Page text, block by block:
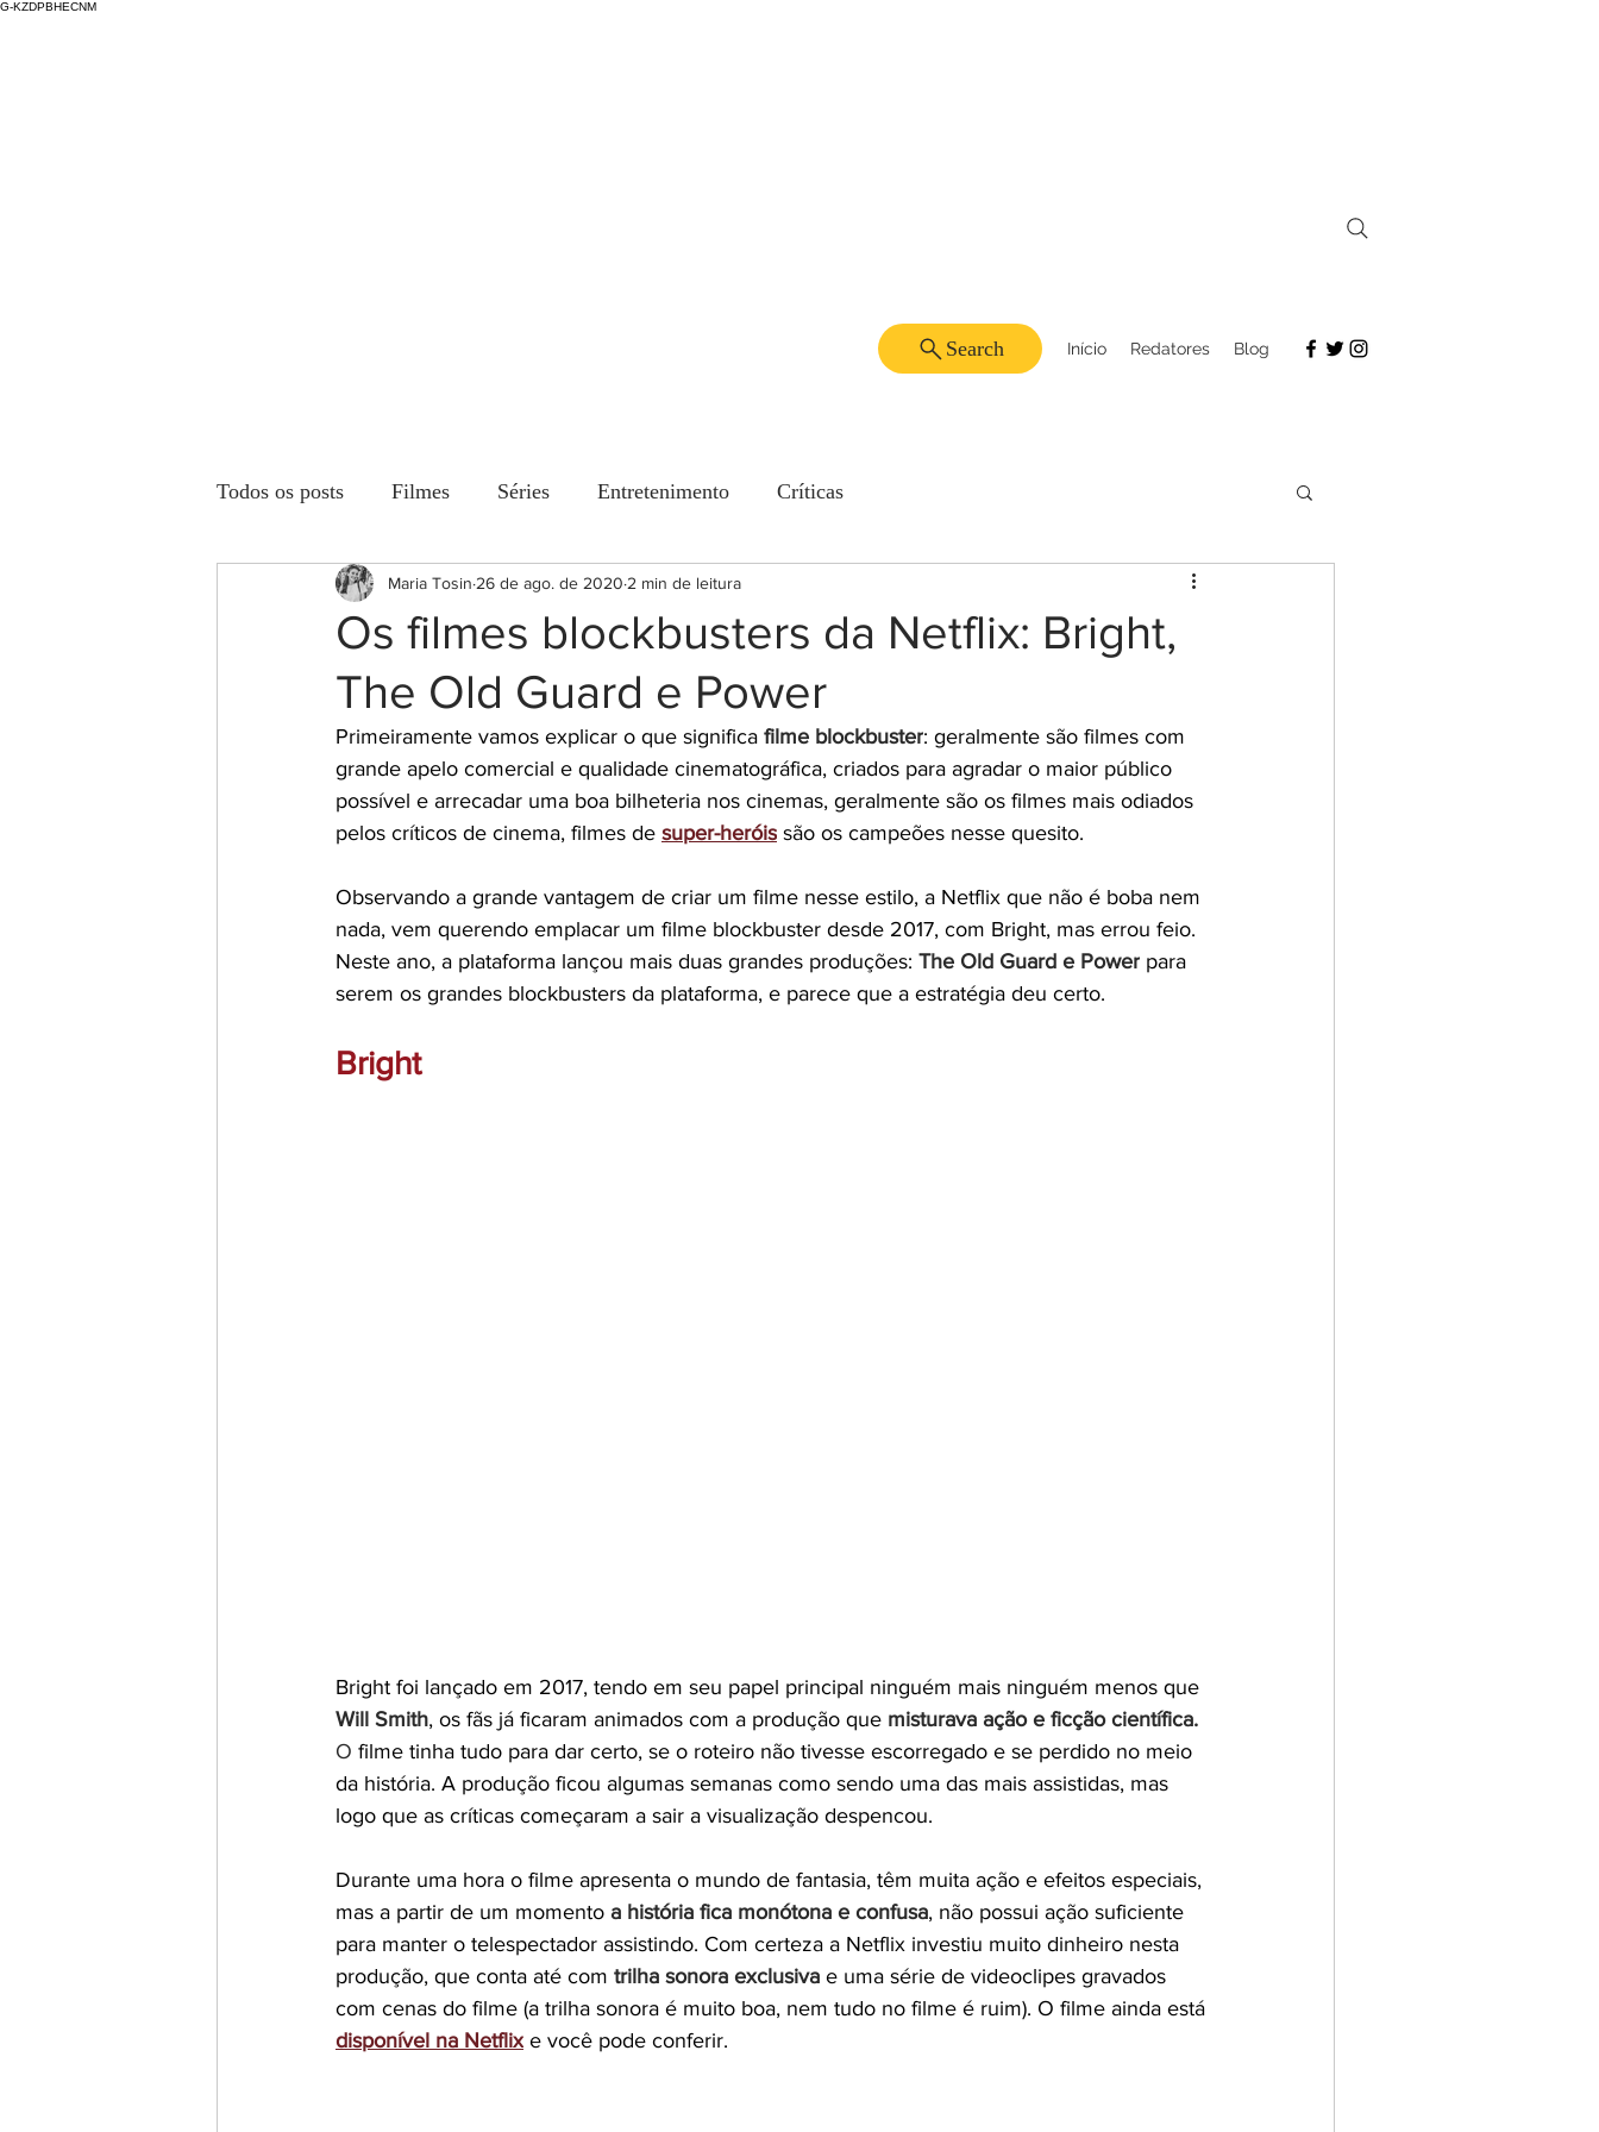
G-KZDPBHECNM
Início Redatores Blog
Search
Todos os posts Filmes Séries Entretenimento Críticas
Os filmes blockbusters da Netflix: Bright,
The Old Guard e Power
Maria Tosin 26 de ago. de 2020 2 min de leitura
Primeiramente vamos explicar o que significa filme blockbuster: geralmente são filmes com
grande apelo comercial e qualidade cinematográfica, criados para agradar o maior público
possível e arrecadar uma boa bilheteria nos cinemas, geralmente são os filmes mais odiados
pelos críticos de cinema, filmes de super-heróis são os campeões nesse quesito.
Observando a grande vantagem de criar um filme nesse estilo, a Netflix que não é boba nem
nada, vem querendo emplacar um filme blockbuster desde 2017, com Bright, mas errou feio.
Neste ano, a plataforma lançou mais duas grandes produções: The Old Guard e Power para
serem os grandes blockbusters da plataforma, e parece que a estratégia deu certo.
Bright
Bright foi lançado em 2017, tendo em seu papel principal ninguém mais ninguém menos que
Will Smith, os fãs já ficaram animados com a produção que misturava ação e ficção científica.
O filme tinha tudo para dar certo, se o roteiro não tivesse escorregado e se perdido no meio
da história. A produção ficou algumas semanas como sendo uma das mais assistidas, mas
logo que as críticas começaram a sair a visualização despencou.
Durante uma hora o filme apresenta o mundo de fantasia, têm muita ação e efeitos especiais,
mas a partir de um momento a história fica monótona e confusa, não possui ação suficiente
para manter o telespectador assistindo. Com certeza a Netflix investiu muito dinheiro nesta
produção, que conta até com trilha sonora exclusiva e uma série de videoclipes gravados
com cenas do filme (a trilha sonora é muito boa, nem tudo no filme é ruim). O filme ainda está
disponível na Netflix e você pode conferir.